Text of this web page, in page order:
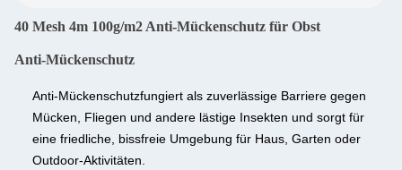
40 Mesh 4m 100g/m2 Anti-Mückenschutz für Obst
Anti-Mückenschutz
Anti-Mückenschutzfungiert als zuverlässige Barriere gegen
Mücken, Fliegen und andere lästige Insekten und sorgt für
eine friedliche, bissfreie Umgebung für Haus, Garten oder
Outdoor-Aktivitäten.